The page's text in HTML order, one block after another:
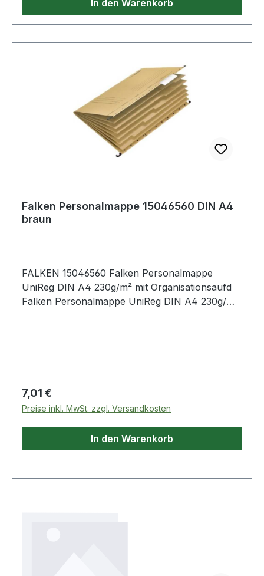
In den Warenkorb
Falken Personalmappe 15046560 DIN A4
braun
FALKEN 15046560 Falken Personalmappe
UniReg DIN A4 230g/m² mit Organisationsaufd
Falken Personalmappe UniReg DIN A4 230g/m²
Regulärer Preis:
7,01 €
Preise inkl. MwSt. zzgl. Versandkosten
In den Warenkorb